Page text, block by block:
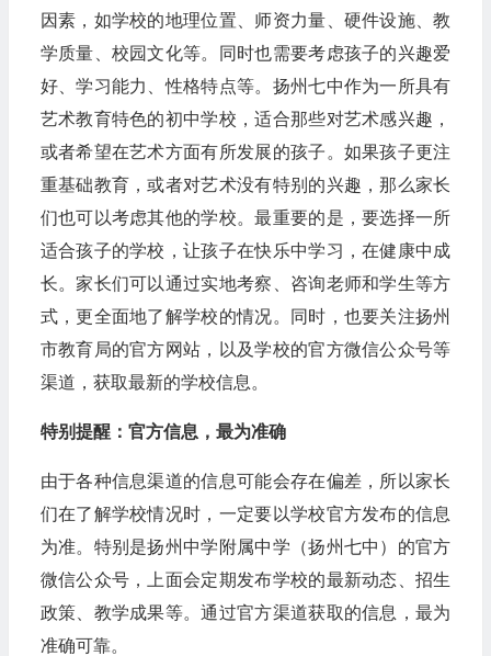
因素，如学校的地理位置、师资力量、硬件设施、教
学质量、校园文化等。同时也需要考虑孩子的兴趣爱
好、学习能力、性格特点等。扬州七中作为一所具有
艺术教育特色的初中学校，适合那些对艺术感兴趣，
或者希望在艺术方面有所发展的孩子。如果孩子更注
重基础教育，或者对艺术没有特别的兴趣，那么家长
们也可以考虑其他的学校。最重要的是，要选择一所
适合孩子的学校，让孩子在快乐中学习，在健康中成
长。家长们可以通过实地考察、咨询老师和学生等方
式，更全面地了解学校的情况。同时，也要关注扬州
市教育局的官方网站，以及学校的官方微信公众号等
渠道，获取最新的学校信息。
特别提醒：官方信息，最为准确
由于各种信息渠道的信息可能会存在偏差，所以家长
们在了解学校情况时，一定要以学校官方发布的信息
为准。特别是扬州中学附属中学（扬州七中）的官方
微信公众号，上面会定期发布学校的最新动态、招生
政策、教学成果等。通过官方渠道获取的信息，最为
准确可靠。